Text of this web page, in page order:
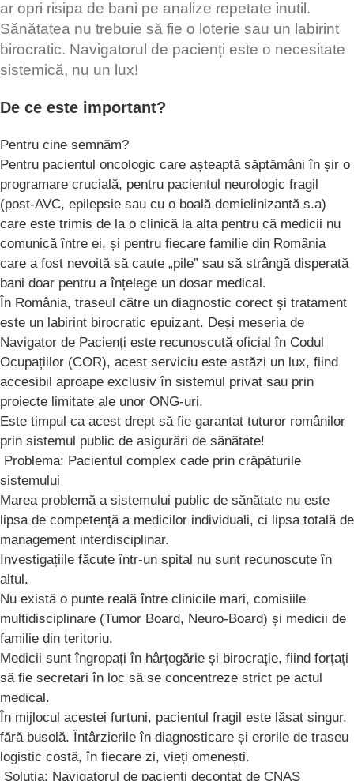
ar opri risipa de bani pe analize repetate inutil.
Sănătatea nu trebuie să fie o loterie sau un labirint
birocratic. Navigatorul de pacienți este o necesitate
sistemică, nu un lux!
De ce este important?
Pentru cine semnăm?
​Pentru pacientul oncologic care așteaptă săptămâni în șir o
programare crucială, pentru pacientul neurologic fragil
(post-AVC, epilepsie sau cu o boală demielinizantă s.a)
care este trimis de la o clinică la alta pentru că medicii nu
comunică între ei, și pentru fiecare familie din România
care a fost nevoită să caute „pile” sau să strângă disperată
bani doar pentru a înțelege un dosar medical.
​În România, traseul către un diagnostic corect și tratament
este un labirint birocratic epuizant. Deși meseria de
Navigator de Pacienți este recunoscută oficial în Codul
Ocupațiilor (COR), acest serviciu este astăzi un lux, fiind
accesibil aproape exclusiv în sistemul privat sau prin
proiecte limitate ale unor ONG-uri.
​Este timpul ca acest drept să fie garantat tuturor românilor
prin sistemul public de asigurări de sănătate!
​ Problema: Pacientul complex cade prin crăpăturile
sistemului
​Marea problemă a sistemului public de sănătate nu este
lipsa de competență a medicilor individuali, ci lipsa totală de
management interdisciplinar.
​Investigațiile făcute într-un spital nu sunt recunoscute în
altul.
​Nu există o punte reală între clinicile mari, comisiile
multidisciplinare (Tumor Board, Neuro-Board) și medicii de
familie din teritoriu.
​Medicii sunt îngropați în hârțogărie și birocrație, fiind forțați
să fie secretari în loc să se concentreze strict pe actul
medical.
​În mijlocul acestei furtuni, pacientul fragil este lăsat singur,
fără busolă. Întârzierile în diagnosticare și erorile de traseu
logistic costă, în fiecare zi, vieți omenești.
​ Soluția: Navigatorul de pacienți decontat de CNAS